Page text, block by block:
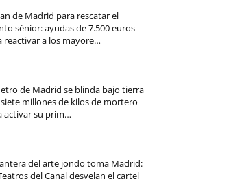
de Madrid para rescatar el
sénior: ayudas de 7.500 euros
reactivar a los mayore…
de Madrid se blinda bajo tierra
millones de kilos de mortero
activar su prim…
del arte jondo toma Madrid:
del Canal desvelan el cartel